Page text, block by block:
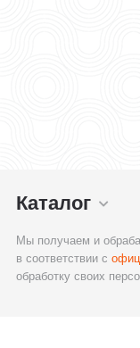
Каталог
Мы получаем и
в соответствии с
обработку своих